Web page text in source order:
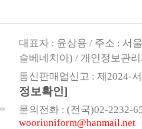
대표자 : 윤상용 / 주소 : 서
슬베네치아) / 개인정보관
통신판매업신고 : 제2024-
정보확인]
문의전화 : (전국)02-2232-
wooriuniform@hanmail.net